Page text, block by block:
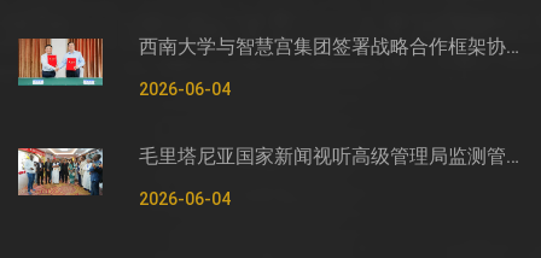
西南大学与智慧宫集团签署战略合作框架协议
2026-06-04
毛里塔尼亚国家新闻视听高级管理局监测管控司司长穆罕默德·哈桑·埃萨利姆一行莅临智慧宫调研
2026-06-04